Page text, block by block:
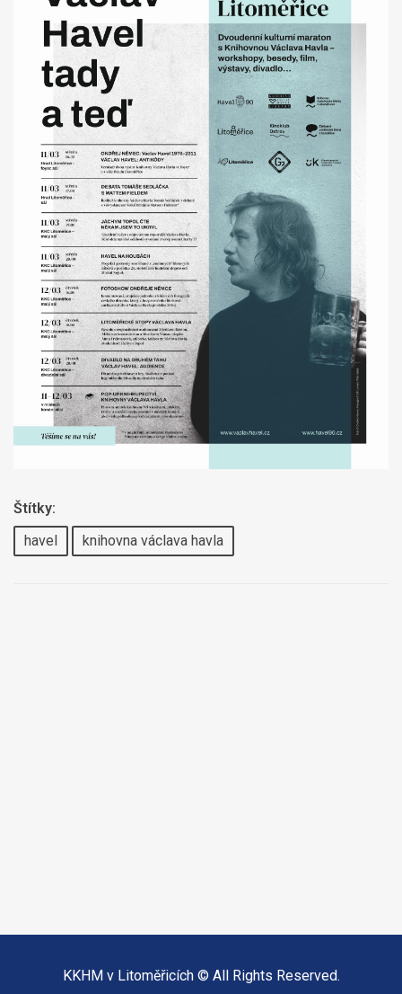
Štítky:
havel
knihovna václava havla
KKHM v Litoměřicích © All Rights Reserved.